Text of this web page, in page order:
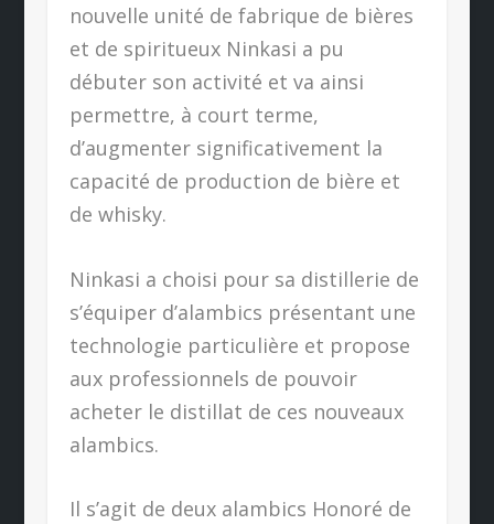
nouvelle unité de fabrique de bières
et de spiritueux Ninkasi a pu
débuter son activité et va ainsi
permettre, à court terme,
d’augmenter significativement la
capacité de production de bière et
de whisky.
Ninkasi a choisi pour sa distillerie de
s’équiper d’alambics présentant une
technologie particulière et propose
aux professionnels de pouvoir
acheter le distillat de ces nouveaux
alambics.
Il s’agit de deux alambics Honoré de